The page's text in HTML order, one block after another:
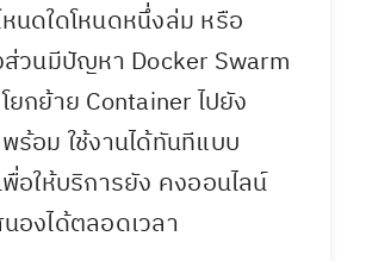
นดใดโหนดหนึ่งล่ม หรือ
ส่วนมีปัญหา Docker Swarm
ยกย้าย Container ไปยัง
ร้อม ใช้งานได้ทันทีแบบ
อให้บริการยัง คงออนไลน์
องได้ตลอดเวลา